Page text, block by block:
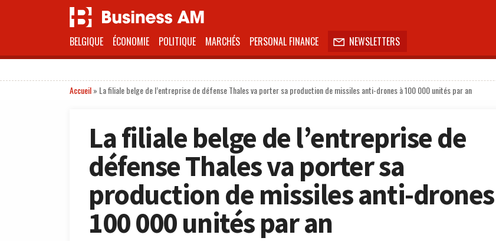
BELGIQUE ÉCONOMIE POLITIQUE MARCHÉS PERSONAL FINANCE  NEWSLETTERS
Accueil» La filiale belge de l’entreprise de défense Thales va porter sa production de missiles anti-drones à 100 000 unités par an
La filiale belge de l’entreprise de
défense Thales va porter sa
production de missiles anti-
100 000 unités par an